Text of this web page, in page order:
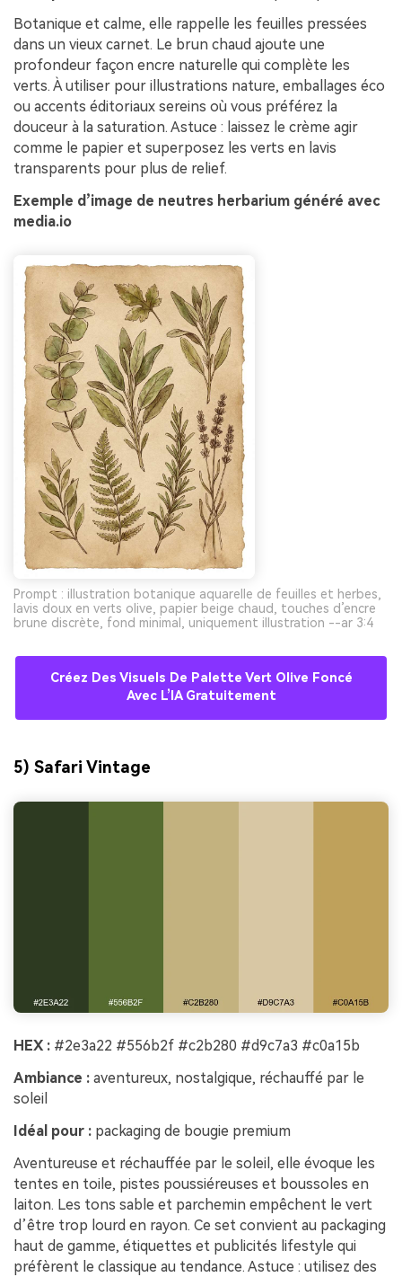
Botanique et calme, elle rappelle les feuilles pressées
dans un vieux carnet. Le brun chaud ajoute une
profondeur façon encre naturelle qui complète les
verts. À utiliser pour illustrations nature, emballages éco
ou accents éditoriaux sereins où vous préférez la
douceur à la saturation. Astuce : laissez le crème agir
comme le papier et superposez les verts en lavis
transparents pour plus de relief.
Exemple d’image de neutres herbarium généré avec
media.io
Prompt : illustration botanique aquarelle de feuilles et herbes,
lavis doux en verts olive, papier beige chaud, touches d’encre
brune discrète, fond minimal, uniquement illustration --ar 3:4
Créez Des Visuels De Palette Vert Olive Foncé
Avec L’IA Gratuitement
5) Safari Vintage
HEX : #2e3a22 #556b2f #c2b280 #d9c7a3 #c0a15b
Ambiance : aventureux, nostalgique, réchauffé par le
soleil
Idéal pour : packaging de bougie premium
Aventureuse et réchauffée par le soleil, elle évoque les
tentes en toile, pistes poussiéreuses et boussoles en
laiton. Les tons sable et parchemin empêchent le vert
d’être trop lourd en rayon. Ce set convient au packaging
haut de gamme, étiquettes et publicités lifestyle qui
préfèrent le classique au tendance. Astuce : utilisez des